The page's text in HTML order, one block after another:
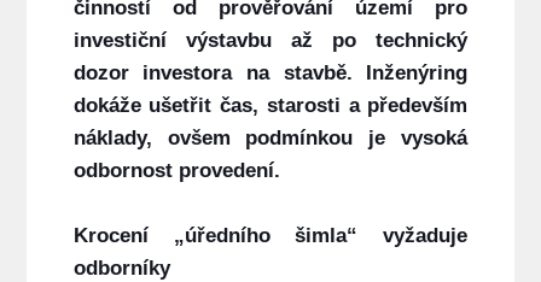
činností od prověřování území pro
investiční výstavbu až po technický
dozor investora na stavbě. Inženýring
dokáže ušetřit čas, starosti a především
náklady, ovšem podmínkou je vysoká
odbornost provedení.
Krocení „úředního šimla“ vyžaduje
odborníky